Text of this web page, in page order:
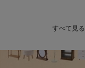
すべて見る